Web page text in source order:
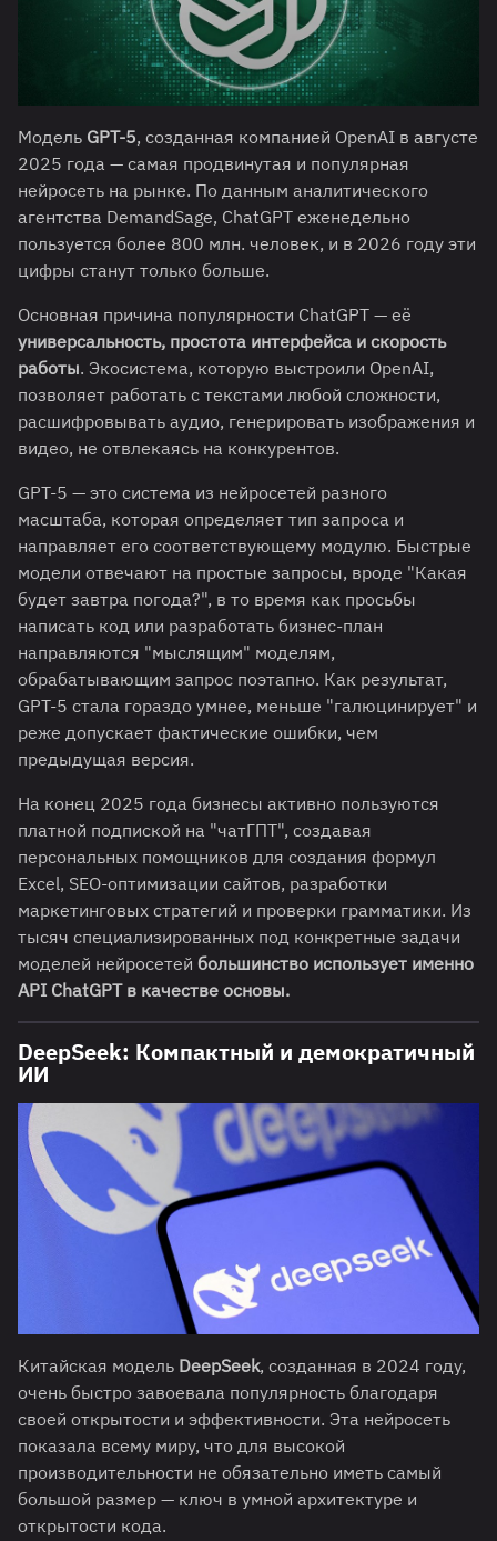
Модель GPT-5, созданная компанией OpenAI в августе
2025 года — самая продвинутая и популярная
нейросеть на рынке. По данным аналитического
агентства DemandSage, ChatGPT еженедельно
пользуется более 800 млн. человек, и в 2026 году эти
цифры станут только больше.
Основная причина популярности ChatGPT — её
универсальность, простота интерфейса и скорость
работы. Экосистема, которую выстроили OpenAI,
позволяет работать с текстами любой сложности,
расшифровывать аудио, генерировать изображения и
видео, не отвлекаясь на конкурентов.
GPT-5 — это система из нейросетей разного
масштаба, которая определяет тип запроса и
направляет его соответствующему модулю. Быстрые
модели отвечают на простые запросы, вроде "Какая
будет завтра погода?", в то время как просьбы
написать код или разработать бизнес-план
направляются "мыслящим" моделям,
обрабатывающим запрос поэтапно. Как результат,
GPT-5 стала гораздо умнее, меньше "галюцинирует" и
реже допускает фактические ошибки, чем
предыдущая версия.
На конец 2025 года бизнесы активно пользуются
платной подпиской на "чатГПТ", создавая
персональных помощников для создания формул
Excel, SEO-оптимизации сайтов, разработки
маркетинговых стратегий и проверки грамматики. Из
тысяч специализированных под конкретные задачи
моделей нейросетей большинство использует именно
API ChatGPT в качестве основы.
DeepSeek: Компактный и демократичный
ИИ
Китайская модель DeepSeek, созданная в 2024 году,
очень быстро завоевала популярность благодаря
своей открытости и эффективности. Эта нейросеть
показала всему миру, что для высокой
производительности не обязательно иметь самый
большой размер — ключ в умной архитектуре и
открытости кода.